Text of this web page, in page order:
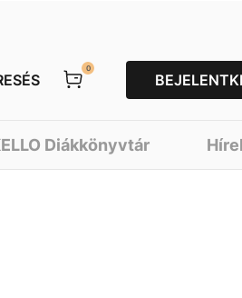
0
Diákkönyvtár